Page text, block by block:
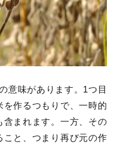
意味があります。1つ目
作るつもりで、一時的
含まれます。一方、その
こと、つまり再び元の作